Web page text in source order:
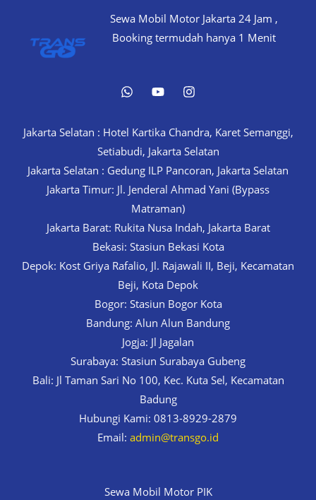
Sewa Mobil Motor Jakarta 24 Jam ,
Booking termudah hanya 1 Menit
Jakarta Selatan : Hotel Kartika Chandra, Karet Semanggi,
Setiabudi, Jakarta Selatan
Jakarta Selatan : Gedung ILP Pancoran, Jakarta Selatan
Jakarta Timur: Jl. Jenderal Ahmad Yani (Bypass
Matraman)
Jakarta Barat: Rukita Nusa Indah, Jakarta Barat
Bekasi: Stasiun Bekasi Kota
Depok: Kost Griya Rafalio, Jl. Rajawali II, Beji, Kecamatan
Beji, Kota Depok
Bogor: Stasiun Bogor Kota
Bandung: Alun Alun Bandung
Jogja: Jl Jagalan
Surabaya: Stasiun Surabaya Gubeng
Bali: Jl Taman Sari No 100, Kec. Kuta Sel, Kecamatan
Badung
Hubungi Kami: 0813-8929-2879
Email: admin@transgo.id
Sewa Mobil Motor PIK